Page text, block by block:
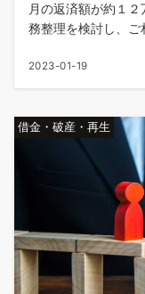
月の返済額が約１
務整理を検討し、ご
2023-01-19
借金・破産・再生